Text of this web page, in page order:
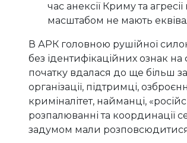
час анексії Криму та
масштабом не мають
В АРК головною рушійної
без ідентифікаційних ознак на
початку вдалася до ще більш
організації, підтримці,
криміналітет, найманці,
розпалюванні та координації
задумом мали розповсюдитися